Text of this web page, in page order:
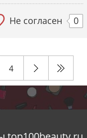
Не согласен 0
4